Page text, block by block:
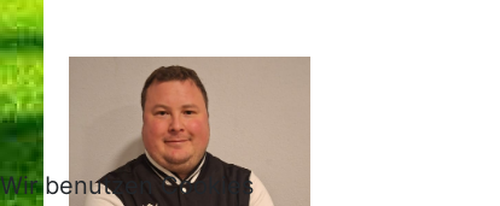
Wir benutzen Cookies